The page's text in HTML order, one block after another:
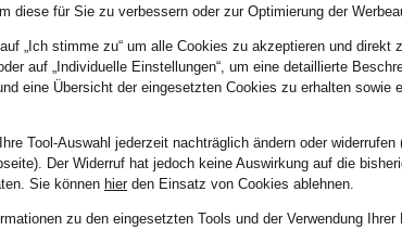
diese für Sie zu verbessern oder zur Optimierung der
„Ich stimme zu“ um alle Cookies zu akzeptieren und direkt
auf „Individuelle Einstellungen“, um eine detaillierte
eine Übersicht der eingesetzten Cookies zu erhalten sowie
Tool-Auswahl jederzeit nachträglich ändern oder
Der Widerruf hat jedoch keine Auswirkung auf die
Sie können hierden Einsatz von Cookies ablehnen.
zu den eingesetzten Tools und der Verwendung Ihrer